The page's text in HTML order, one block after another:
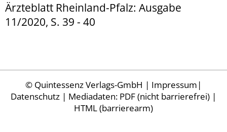
Ärzteblatt Rheinland-Pfalz: Ausgabe
11/2020, S. 39 - 40
© Quintessenz Verlags-GmbH | Impressum |
Datenschutz | Mediadaten: PDF (nicht barrierefrei) |
HTML (barrierearm)